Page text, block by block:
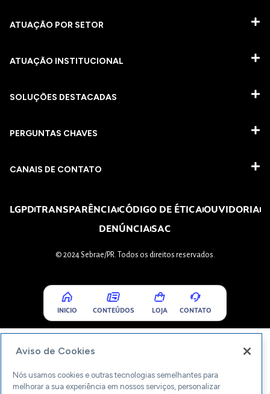
ATUAÇÃO POR SETOR
ATUAÇÃO INSTITUCIONAL
SOLUÇÕES DESTACADAS
PERGUNTAS CHAVES​
CANAIS DE CONTATO
LGPDTRANSPARÊNCIACÓDIGO DE ÉTICAOUVIDORIA
DENÚNCIASAC
© 2024 Sebrae/PR. Todos os direitos reservados.
INICIO CONTEÚDOS LOJA CONTATO
Aviso de Cookies
Nós usamos cookies e outras tecnologias semelhantes para
melhorar a sua experiência em nossos serviços, personalizar